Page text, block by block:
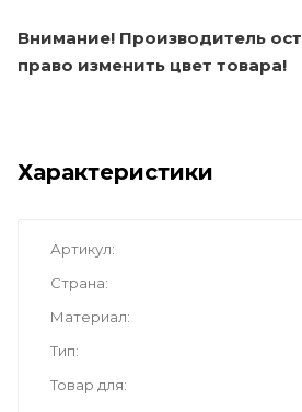
Внимание! Производитель
право изменить цвет товара!
Характеристики
Артикул
Страна
Материал
Тип
Товар для